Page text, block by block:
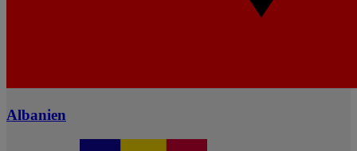
Albanien